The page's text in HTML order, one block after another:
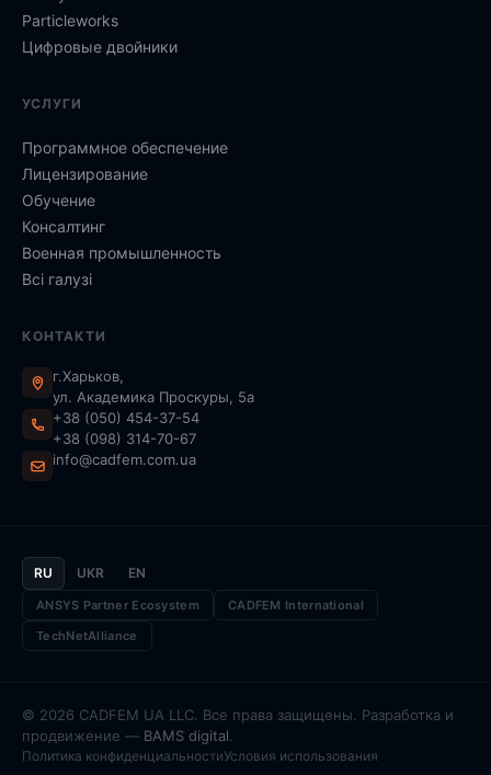
Particleworks
Цифровые двойники
УСЛУГИ
Программное обеспечение
Лицензирование
Обучение
Консалтинг
Военная промышленность
Всі галузі
КОНТАКТИ
г.Харьков,
ул. Академика Проскуры, 5а
+38 (050) 454-37-54
+38 (098) 314-70-67
info@cadfem.com.ua
RU UKR EN
ANSYS Partner Ecosystem
CADFEM International
TechNetAlliance
© 2026 CADFEM UA LLC. Все права защищены. Разработка и
продвижение — BAMS digital.
Политика конфиденциальностиУсловия использования